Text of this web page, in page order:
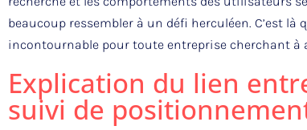
beaucoup ressembler à un défi herculéen. C’est
incontournable pour toute entreprise cherchant
Explication du lien
suivi de